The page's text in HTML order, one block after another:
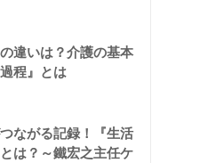
違いは？介護の基本
程』とは
ながる記録！『生活
は？～鐵宏之主任ケ